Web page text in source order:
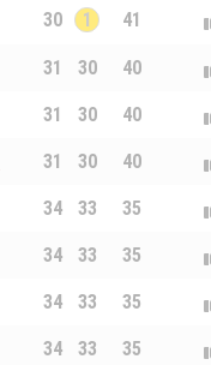
30 1 41
31 30 40
31 30 40
31 30 40
34 33 35
34 33 35
34 33 35
34 33 35